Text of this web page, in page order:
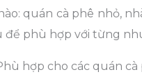
quán cà phê nhỏ,
để phù hợp với từng
hợp cho các quán